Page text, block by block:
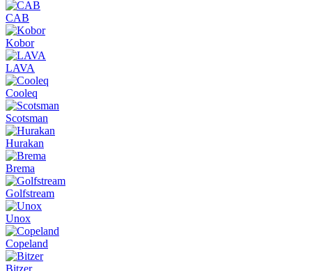
CAB
Kobor
LAVA
Cooleq
Scotsman
Hurakan
Brema
Golfstream
Unox
Copeland
Bitzer